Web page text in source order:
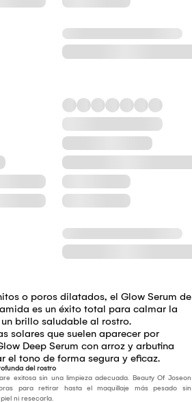
o poros dilatados, el Glow Serum de
es un éxito total para calmar la
brillo saludable al rostro.
solares que suelen aparecer por
Deep Serum con arroz y arbutina
el tono de forma segura y eficaz.
del rostro
exitosa sin una limpieza adecuada. Beauty Of Joseon
para retirar hasta el maquillaje más pesado sin
ni resecarla.